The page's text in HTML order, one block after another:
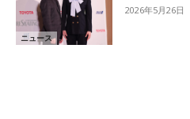
ニュース
2026年5月26日